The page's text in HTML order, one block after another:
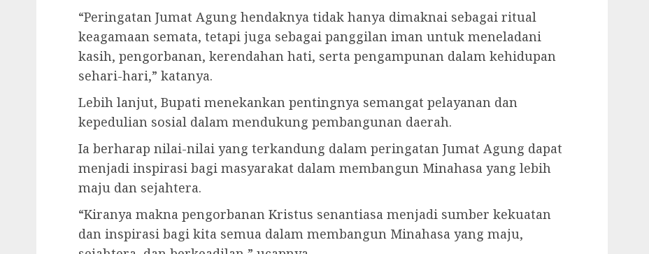
“Peringatan Jumat Agung hendaknya tidak hanya dimaknai sebagai ritual
keagamaan semata, tetapi juga sebagai panggilan iman untuk meneladani
kasih, pengorbanan, kerendahan hati, serta pengampunan dalam kehidupan
sehari-hari,” katanya.
Lebih lanjut, Bupati menekankan pentingnya semangat pelayanan dan
kepedulian sosial dalam mendukung pembangunan daerah.
Ia berharap nilai-nilai yang terkandung dalam peringatan Jumat Agung dapat
menjadi inspirasi bagi masyarakat dalam membangun Minahasa yang lebih
maju dan sejahtera.
“Kiranya makna pengorbanan Kristus senantiasa menjadi sumber kekuatan
dan inspirasi bagi kita semua dalam membangun Minahasa yang maju,